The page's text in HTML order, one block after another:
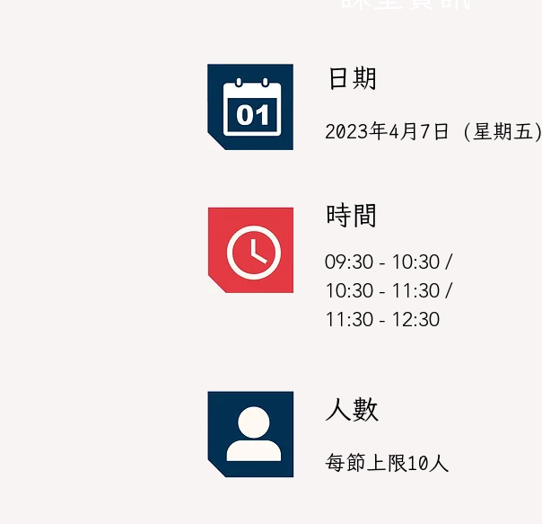
日期
2023年4月7日 (星期五)
時間
09:30 - 10:30 /
10:30 - 11:30 /
11:30 - 12:30
人數
每節上限10人